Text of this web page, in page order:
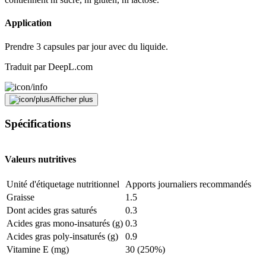
Application
Prendre 3 capsules par jour avec du liquide.
Traduit par DeepL.com
Conserver hors de la portée des enfants. Ne pas dépasser la dose
journalière recommandée indiquée. Les compléments alimentaires
ne peuvent se substituer à une alimentation variée et équilibrée et à
un mode de vie sain.
Description
Adresse e-mail (facultatif)
Fermer le formulaire
Envoyer
Afficher plus
Spécifications
Valeurs nutritives
Unité d'étiquetage nutritionnel
Apports journaliers recommandés
Graisse
1.5
Dont acides gras saturés
0.3
Acides gras mono-insaturés (g) 0.3
Acides gras poly-insaturés (g)
0.9
Vitamine E (mg)
30 (250%)